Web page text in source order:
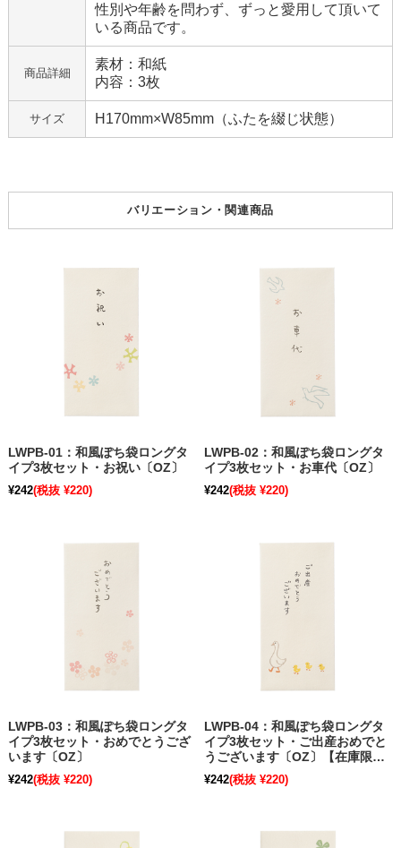
性別や年齢を問わず、ずっと愛用して頂いて
いる商品です。
商品詳細
素材：和紙
内容：3枚
サイズ H170mm×W85mm（ふたを綴じ状態）
バリエーション・関連商品
LWPB-01：和風ぽち袋ロングタ
イプ3枚セット・お祝い〔OZ〕
¥242(税抜 ¥220)
LWPB-02：和風ぽち袋ロングタ
イプ3枚セット・お車代〔OZ〕
¥242(税抜 ¥220)
LWPB-03：和風ぽち袋ロングタ
イプ3枚セット・おめでとうござ
います〔OZ〕
¥242(税抜 ¥220)
LWPB-04：和風ぽち袋ロングタ
イプ3枚セット・ご出産おめでと
うございます〔OZ〕【在庫限
り】
¥242(税抜 ¥220)